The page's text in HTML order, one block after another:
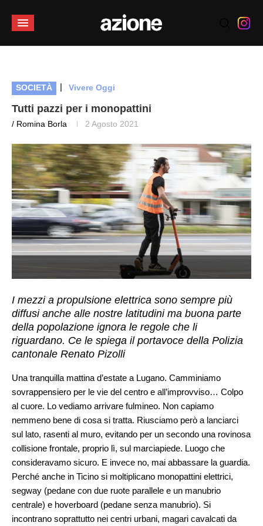
SOCIETÀ | Vivere Oggi
Tutti pazzi per i monopattini
/ Romina Borla 2 Agosto 2021
I mezzi a propulsione elettrica sono sempre più
diffusi anche alle nostre latitudini ma buona parte
della popolazione ignora le regole che li
riguardano. Ce le spiega il portavoce della Polizia
cantonale Renato Pizolli
Una tranquilla mattina d’estate a Lugano. Camminiamo
sovrappensiero per le vie del centro e all’improvviso… Colpo
al cuore. Lo vediamo arrivare fulmineo. Non capiamo
nemmeno bene di cosa si tratta. Riusciamo però a lanciarci
sul lato, rasenti al muro, evitando per un secondo una rovinosa
collisione frontale, proprio lì, sul marciapiede. Luogo che
consideravamo sicuro. E invece no, mai abbassare la guardia.
Perché anche in Ticino si moltiplicano monopattini elettrici,
segway (pedane con due ruote parallele e un manubrio
centrale) e hoverboard (pedane senza manubrio). Si
incontrano soprattutto nei centri urbani, magari cavalcati da